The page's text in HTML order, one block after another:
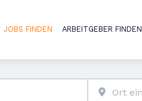
JOBS FINDEN ARBEITGEBER FINDEN